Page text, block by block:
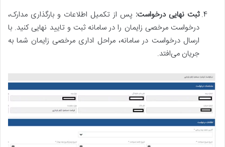
ثبت نهایی درخواست: پس از تکمیل اطلاعات و بارگذاری مدارک،
درخواست مرخصی زایمان را در سامانه ثبت و تایید نهایی کنید. با
ارسال درخواست در سامانه، مراحل اداری مرخصی زایمان شما به
جریان می‌افتد.